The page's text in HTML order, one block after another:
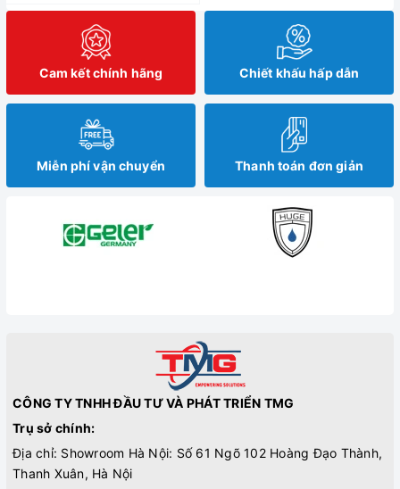
Cam kết chính hãng Chiết khấu hấp dẫn
Miễn phí vận chuyển Thanh toán đơn giản
CÔNG TY TNHH ĐẦU TƯ VÀ PHÁT TRIỂN TMG
Trụ sở chính:
Địa chỉ: Showroom Hà Nội: Số 61 Ngõ 102 Hoàng Đạo Thành,
Thanh Xuân, Hà Nội